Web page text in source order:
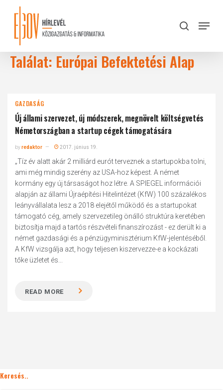
content
search
Menu
Találat: Európai Befektetési Alap
GAZDASÁG
Új állami szervezet, új módszerek, megnövelt költségvetés
Németországban a startup cégek támogatására
byredaktor 2017. június 19.
„Tíz év alatt akár 2 milliárd eurót terveznek a startupokba tolni,
ami még mindig szerény az USA-hoz képest. A német
kormány egy új társaságot hoz létre. A SPIEGEL információi
alapján az állami Újraépítési Hitelintézet (KfW) 100 százalékos
leányvállalata lesz a 2018 elejétől működő és a startupokat
támogató cég, amely szervezetileg önálló struktúra keretében
biztosítja majd a tartós részvételi finanszírozást - ez derült ki a
német gazdasági és a pénzügyminisztérium KfW-jelentéséből.
A KfW vizsgálja azt, hogy teljesen kiszervezze-e a kockázati
tőke üzletet és...
READ MORE
Keresés..
Close